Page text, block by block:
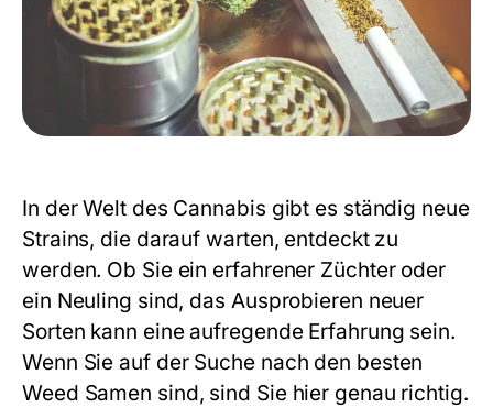
In der Welt des Cannabis gibt es ständig neue
Strains, die darauf warten, entdeckt zu
werden. Ob Sie ein erfahrener Züchter oder
ein Neuling sind, das Ausprobieren neuer
Sorten kann eine aufregende Erfahrung sein.
Wenn Sie auf der Suche nach den besten
Weed Samen sind, sind Sie hier genau richtig.